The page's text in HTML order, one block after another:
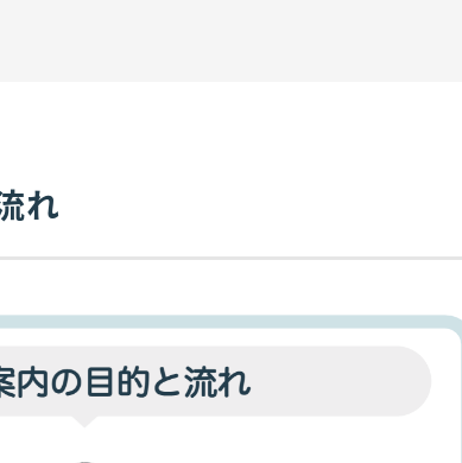
れ